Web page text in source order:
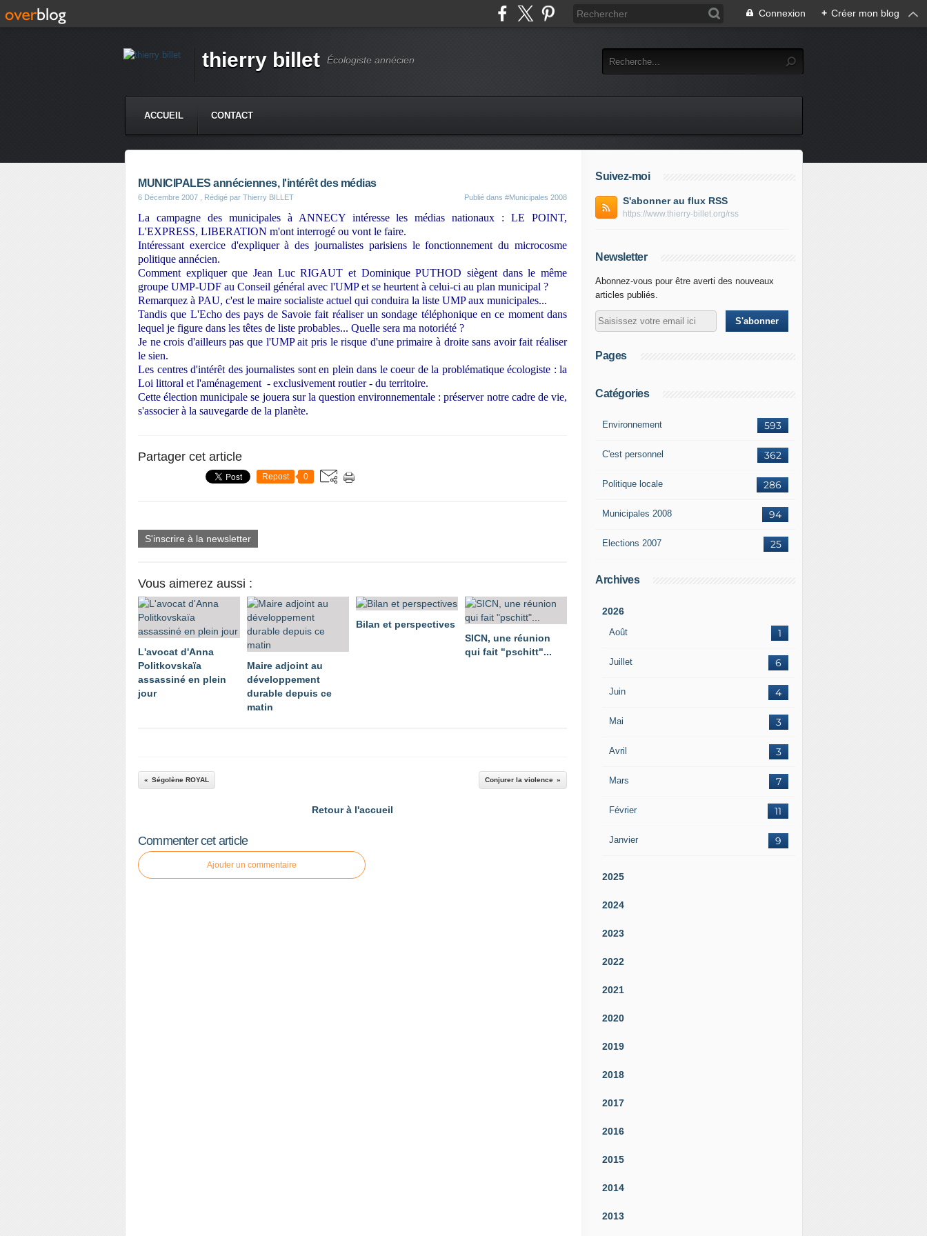
Connexion + Créer mon blog
thierry billet Écologiste annécien
ACCUEIL CONTACT
MUNICIPALES annéciennes, l'intérêt des médias
6 Décembre 2007 , Rédigé par Thierry BILLET Publié dans #Municipales 2008
La campagne des municipales à ANNECY intéresse les médias nationaux : LE POINT,
L'EXPRESS, LIBERATION m'ont interrogé ou vont le faire.
Intéressant exercice d'expliquer à des journalistes parisiens le fonctionnement du microcosme
politique annécien.
Comment expliquer que Jean Luc RIGAUT et Dominique PUTHOD siègent dans le même
groupe UMP-UDF au Conseil général avec l'UMP et se heurtent à celui-ci au plan municipal ?
Remarquez à PAU, c'est le maire socialiste actuel qui conduira la liste UMP aux municipales...
Tandis que L'Echo des pays de Savoie fait réaliser un sondage téléphonique en ce moment dans
lequel je figure dans les têtes de liste probables... Quelle sera ma notoriété ?
Je ne crois d'ailleurs pas que l'UMP ait pris le risque d'une primaire à droite sans avoir fait réaliser
le sien.
Les centres d'intérêt des journalistes sont en plein dans le coeur de la problématique écologiste : la
Loi littoral et l'aménagement - exclusivement routier - du territoire.
Cette élection municipale se jouera sur la question environnementale : préserver notre cadre de vie,
s'associer à la sauvegarde de la planète.
Partager cet article
Repost 0
S'inscrire à la newsletter
Vous aimerez aussi :
L'avocat d'Anna
Politkovskaïa
assassiné en plein
jour
Maire adjoint au
développement
durable depuis ce
matin
Bilan et perspectives
SICN, une réunion
qui fait "pschitt"...
Ségolène ROYAL Conjurer la violence
Retour à l'accueil
Commenter cet article
Ajouter un commentaire
Suivez-moi
S'abonner au flux RSS
https://www.thierry-billet.org/rss
Newsletter
Abonnez-vous pour être averti des nouveaux
articles publiés.
Pages
Catégories
593
Environnement
362
C'est personnel
286
Politique locale
94
Municipales 2008
25
Elections 2007
Archives
2026
Août 1
Juillet 6
Juin 4
Mai 3
Avril 3
Mars 7
Février 11
Janvier 9
2025
2024
2023
2022
2021
2020
2019
2018
2017
2016
2015
2014
2013